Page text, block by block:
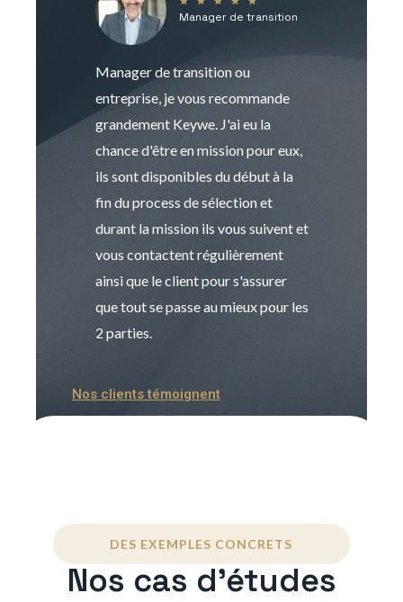
Manager de transition
Manager de transition ou
entreprise, je vous recommande
grandement Keywe. J'ai eu la
chance d'être en mission pour eux,
ils sont disponibles du début à la
fin du process de sélection et
durant la mission ils vous suivent et
vous contactent régulièrement
ainsi que le client pour s'assurer
que tout se passe au mieux pour les
2 parties.
Nos clients témoignent
DES EXEMPLES CONCRETS
Nos cas d'études